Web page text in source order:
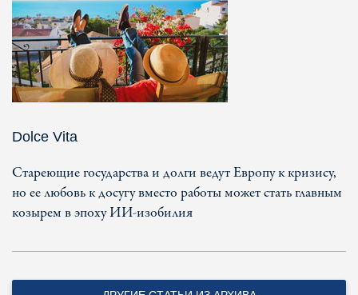
Dolce Vita
Стареющие государства и долги ведут Европу к кризису,
но ее любовь к досугу вместо работы может стать главным
козырем в эпоху ИИ-изобилия